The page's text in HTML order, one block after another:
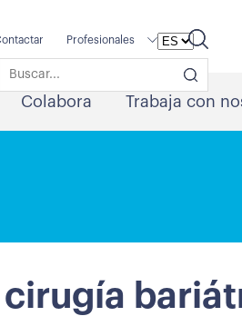
Profesionales
Colabora Trabaja con
cirugía